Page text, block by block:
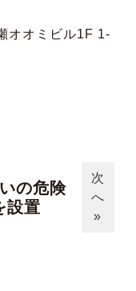
オオミビル1F 1-
の危険
設置
次
へ
»